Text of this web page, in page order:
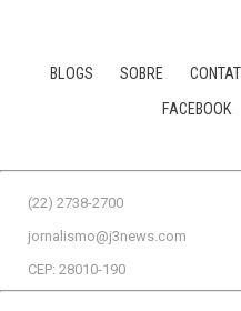
BLOGS SOBRE
FACEBOOK
(22) 2738-2700
jornalismo@j3news.com
CEP: 28010-190